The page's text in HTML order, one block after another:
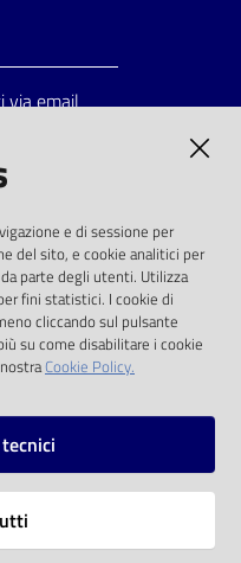
via email
direttiva
36/2006
e di sessione per
del sito, e cookie analitici per
parte degli utenti. Utilizza
fini statistici. I cookie di
cliccando sul pulsante
su come disabilitare i cookie
Cookie Policy.